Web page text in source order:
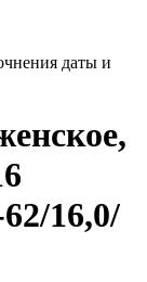
даты и
16,0/